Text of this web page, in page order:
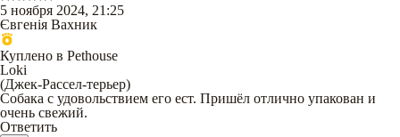
5 ноября 2024, 21:25
Євгенія Вахник
Куплено в Pethouse
Loki
(Джек-Рассел-терьер)
Собака с удовольствием его ест. Пришёл отлично упакован и
очень свежий.
Ответить